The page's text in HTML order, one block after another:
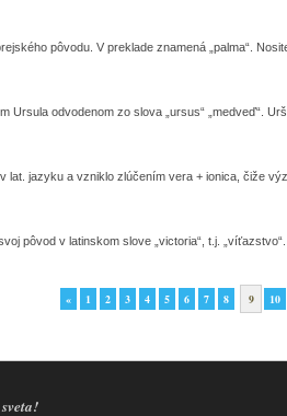
pôvodu. V preklade znamená „palma“.
Ursula odvodenom zo slova „ursus“ „medveď“.
lat. jazyku a vzniklo zlúčením vera + ionica, čiže
pôvod v latinskom slove „victoria“, t.j. „víťazstvo“.
« 1 2 3 4 5 6 7 8 9 10